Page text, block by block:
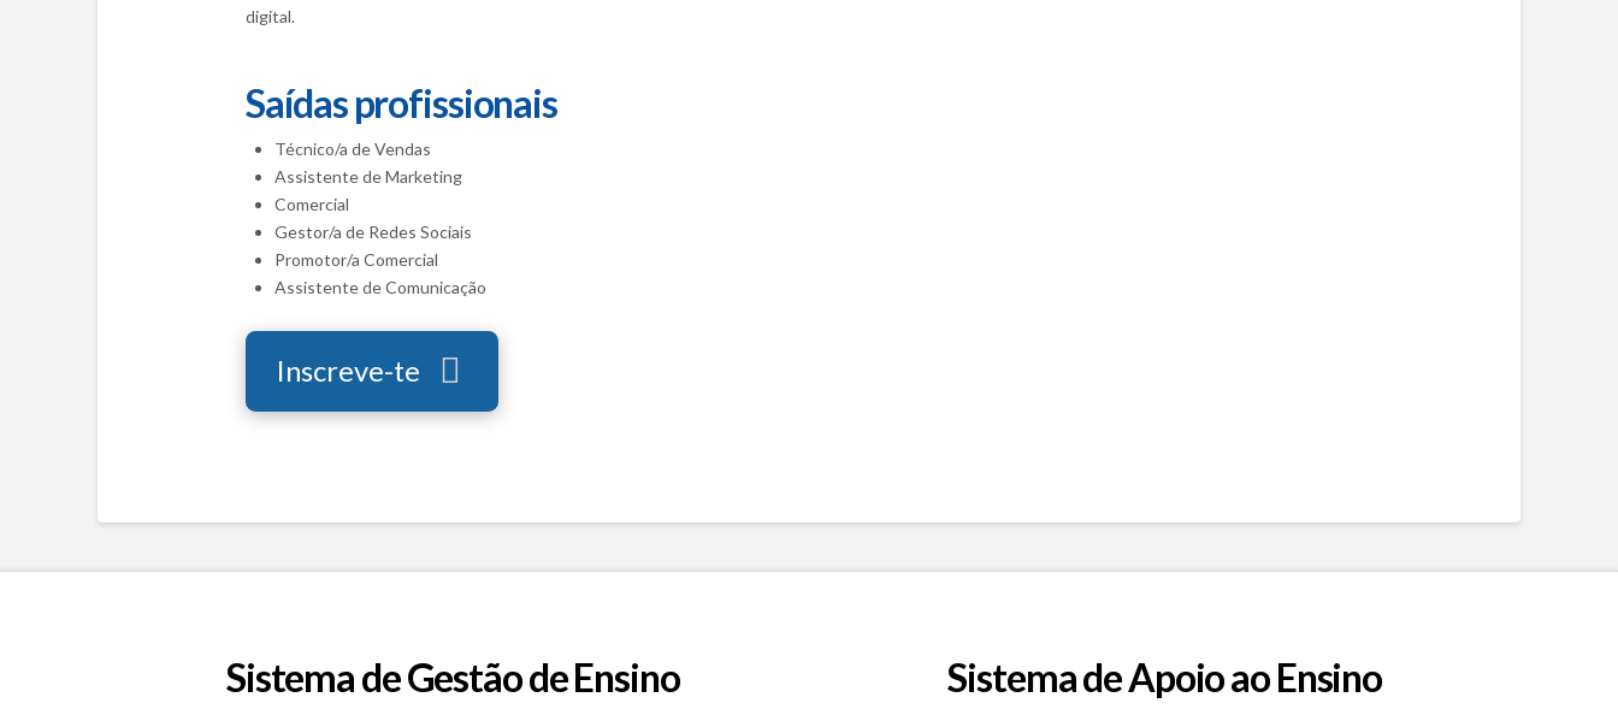
digital.
Saídas profissionais
Técnico/a de Vendas
Assistente de Marketing
Comercial
Gestor/a de Redes Sociais
Promotor/a Comercial
Assistente de Comunicação
Inscreve-te
Sistema de Gestão de Ensino Sistema de Apoio ao Ensino